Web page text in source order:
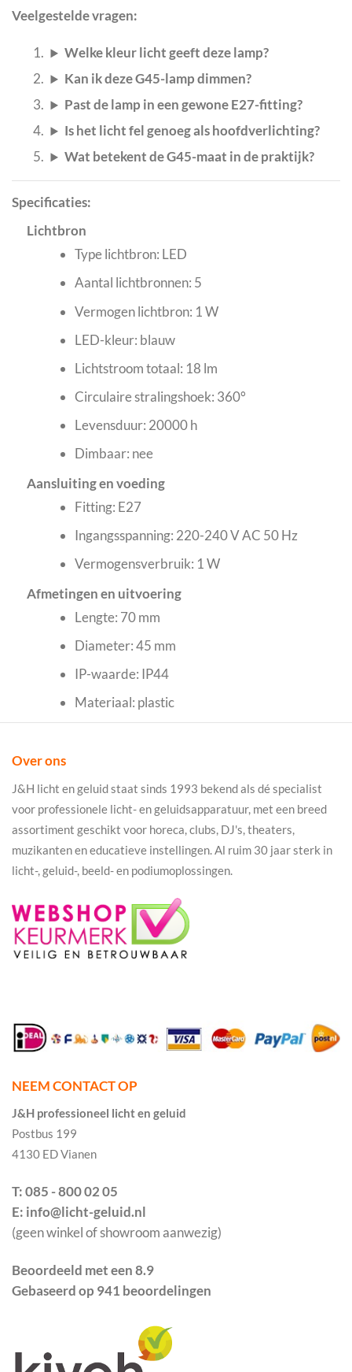
Veelgestelde vragen:
Welke kleur licht geeft deze lamp?
Kan ik deze G45-lamp dimmen?
Past de lamp in een gewone E27-fitting?
Is het licht fel genoeg als hoofdverlichting?
Wat betekent de G45-maat in de praktijk?
Specificaties:
Lichtbron
Type lichtbron: LED
Aantal lichtbronnen: 5
Vermogen lichtbron: 1 W
LED-kleur: blauw
Lichtstroom totaal: 18 lm
Circulaire stralingshoek: 360°
Levensduur: 20000 h
Dimbaar: nee
Aansluiting en voeding
Fitting: E27
Ingangsspanning: 220-240 V AC 50 Hz
Vermogensverbruik: 1 W
Afmetingen en uitvoering
Lengte: 70 mm
Diameter: 45 mm
IP-waarde: IP44
Materiaal: plastic
Over ons
J&H licht en geluid staat sinds 1993 bekend als dé specialist
voor professionele licht- en geluidsapparatuur, met een breed
assortiment geschikt voor horeca, clubs, DJ's, theaters,
muzikanten en educatieve instellingen. Al ruim 30 jaar sterk in
licht-, geluid-, beeld- en podiumoplossingen.
NEEM CONTACT OP
J&H professioneel licht en geluid
Postbus 199
4130 ED Vianen
T: 085 - 800 02 05
E: info@licht-geluid.nl
(geen winkel of showroom aanwezig)
Beoordeeld met een 8.9
Gebaseerd op 941 beoordelingen